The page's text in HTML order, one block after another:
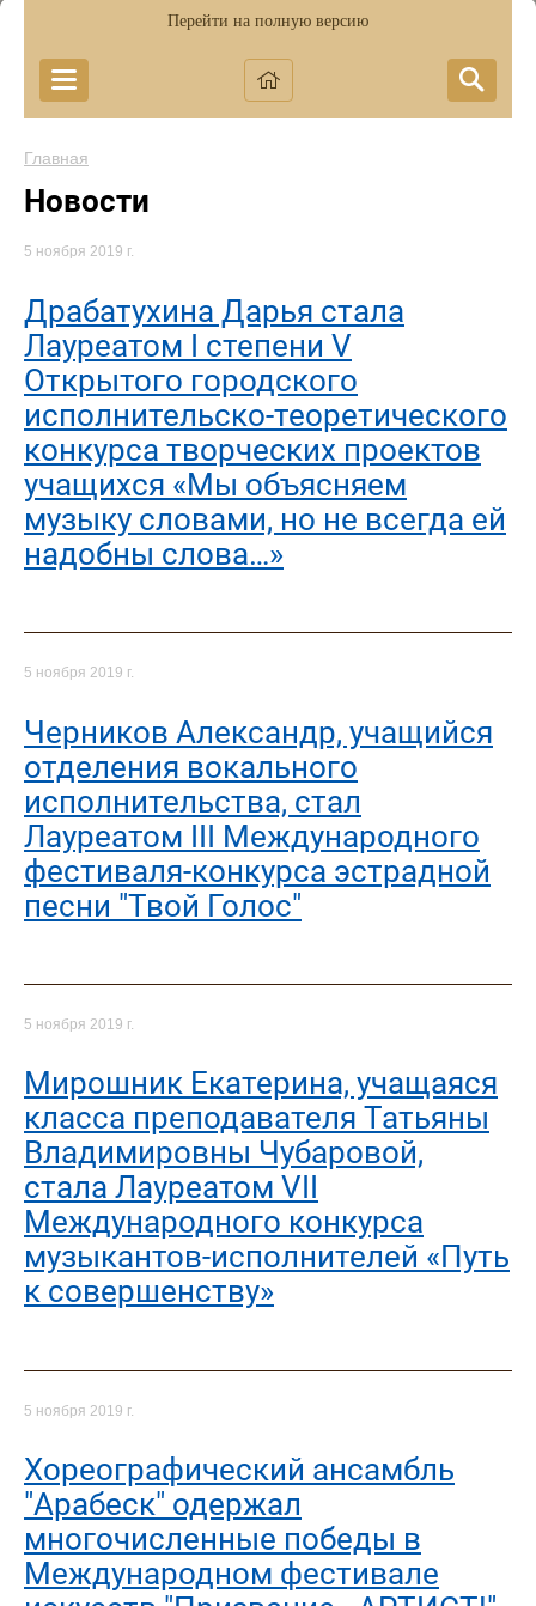
Перейти на полную версию
Главная
Новости
5 ноября 2019 г.
Драбатухина Дарья стала
Лауреатом I степени V
Открытого городского
исполнительско-теоретического
конкурса творческих проектов
учащихся «Мы объясняем
музыку словами, но не всегда ей
надобны слова…»
5 ноября 2019 г.
Черников Александр, учащийся
отделения вокального
исполнительства, стал
Лауреатом III Международного
фестиваля-конкурса эстрадной
песни "Твой Голос"
5 ноября 2019 г.
Мирошник Екатерина, учащаяся
класса преподавателя Татьяны
Владимировны Чубаровой,
стала Лауреатом VII
Международного конкурса
музыкантов-исполнителей «Путь
к совершенству»
5 ноября 2019 г.
Хореографический ансамбль
"Арабеск" одержал
многочисленные победы в
Международном фестивале